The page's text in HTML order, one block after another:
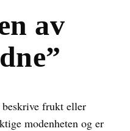
av
frukt eller
modenheten og er